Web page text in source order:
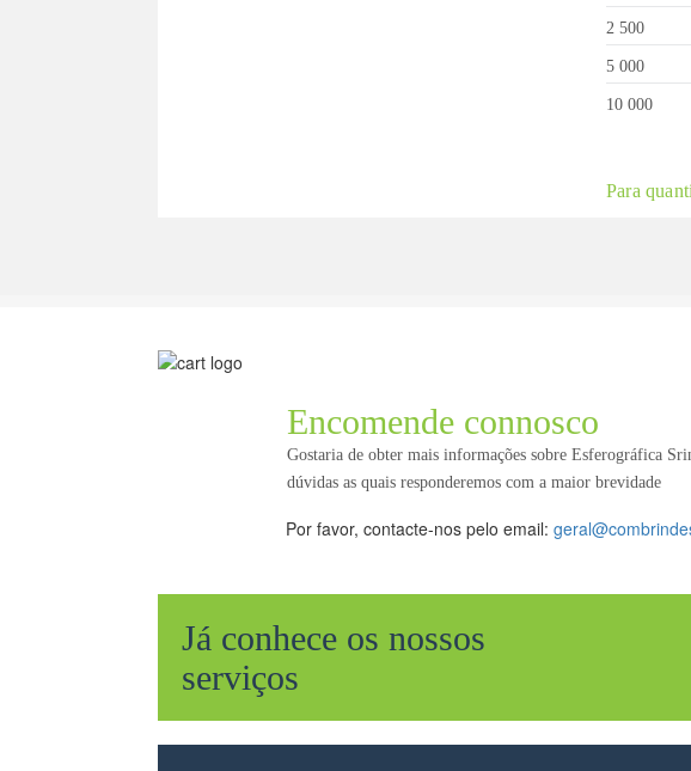
2 500
5 000
10 000
Para
Encomende connosco
Gostaria de obter mais informações sobre Esferográfica
dúvidas as quais responderemos com a maior brevidade
Por favor, contacte-nos pelo email:
Já conhece os nossos
serviços